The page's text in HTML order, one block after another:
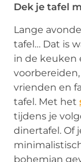
Dek je tafel
Lange
tafel… Dat is
in de keuken
vrienden en
tafel. Met het
tijdens je
dinertafel. Of
bohemian